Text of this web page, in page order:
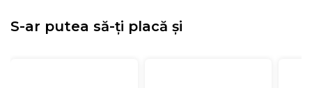
S-ar putea să-ți placă și